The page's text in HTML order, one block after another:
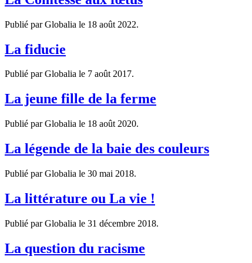
Publié par Globalia le 18 août 2022.
La fiducie
Publié par Globalia le 7 août 2017.
La jeune fille de la ferme
Publié par Globalia le 18 août 2020.
La légende de la baie des couleurs
Publié par Globalia le 30 mai 2018.
La littérature ou La vie !
Publié par Globalia le 31 décembre 2018.
La question du racisme